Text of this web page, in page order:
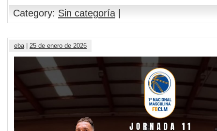
Category: Sin categoría
eba| 25 de enero de 2026